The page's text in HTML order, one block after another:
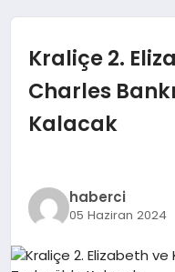
GÜNDEM
İZMIR HABERLERI
EKONOMI
Kraliçe 2.
Charles
Kalacak
haberci
05 Haziran 2024